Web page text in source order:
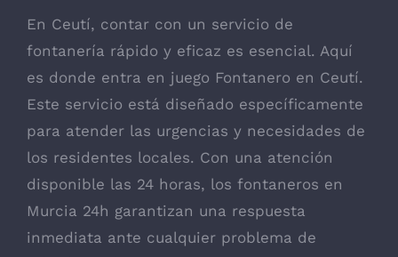
En Ceutí, contar con un servicio de
fontanería rápido y eficaz es esencial. Aquí
es donde entra en juego Fontanero en Ceutí.
Este servicio está diseñado específicamente
para atender las urgencias y necesidades de
los residentes locales. Con una atención
disponible las 24 horas, los fontaneros en
Murcia 24h garantizan una respuesta
inmediata ante cualquier problema de